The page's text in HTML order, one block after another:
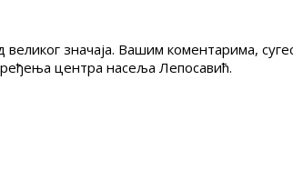
значаја. Вашим коментарима,
центра насеља Лепосавић.